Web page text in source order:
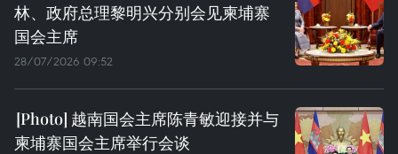
林、政府总理黎明兴分别会见柬埔寨
国会主席
28/07/2026 09:52
越南国会主席陈青敏迎接并与
柬埔寨国会主席举行会谈